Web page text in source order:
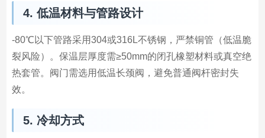
4. 低温材料与管路设计
-80℃以下管路采用304或316L不锈钢，严禁铜管（低温脆
裂风险）。保温层厚度需≥50mm的闭孔橡塑材料或真空绝
热套管。阀门需选用低温长颈阀，避免普通阀杆密封失
效。
5. 冷却方式